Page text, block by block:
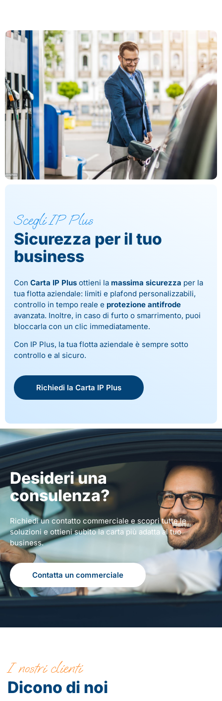
Scegli IP Plus
Sicurezza per il tuo
business
Con Carta IP Plus ottieni la massima sicurezza per la
tua flotta aziendale: limiti e plafond personalizzabili,
controllo in tempo reale e protezione antifrode
avanzata. Inoltre, in caso di furto o smarrimento, puoi
bloccarla con un clic immediatamente.
Con IP Plus, la tua flotta aziendale è sempre sotto
controllo e al sicuro.
Richiedi la Carta IP Plus
Desideri una
consulenza?
Richiedi un contatto commerciale e scopri tutte le
soluzioni e ottieni subito la carta più adatta al tuo
business.
Contatta un commerciale
I nostri clienti
Dicono di noi